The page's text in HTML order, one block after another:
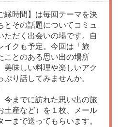
縁時間】は毎回テーマを決
その話題についてコミュ
ただく出会いの場です。自
イクも予定。今回は「旅
ことのある思い出の場所
美味しい料理や楽しいアク
り話してみませんか。
今までに訪れた思い出の旅
土産など）を１枚、メール
まで送ってもらいます。